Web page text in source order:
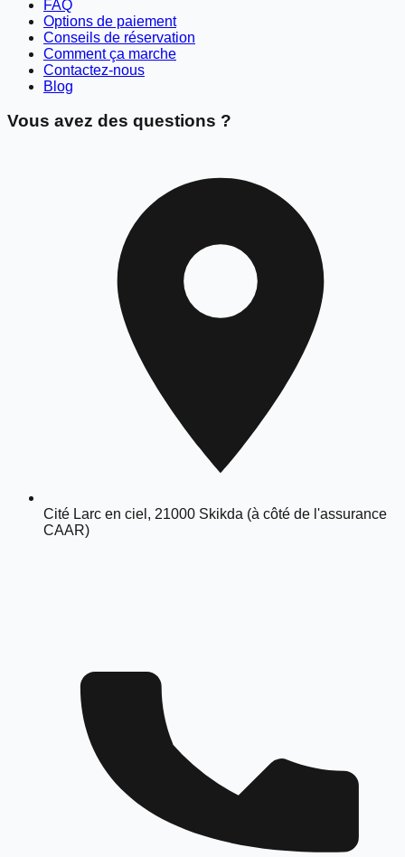
FAQ
Options de paiement
Conseils de réservation
Comment ça marche
Contactez-nous
Blog
Vous avez des questions ?
Cité Larc en ciel, 21000 Skikda (à côté de l'assurance
CAAR)